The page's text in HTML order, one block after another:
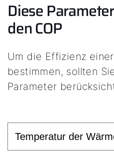
Diese
den COP
Um die Effizienz
bestimmen, sollten
Parameter